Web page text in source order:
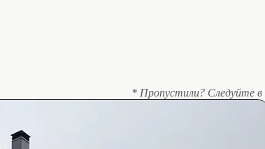
* Пропустили? Следуйте в